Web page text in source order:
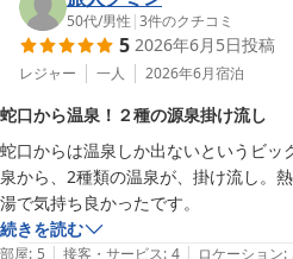
50代/男性 |3件のクチコミ
5 2026年6月5日投稿
レジャー 一人 2026年6月宿泊
蛇口から温泉！２種の源泉掛け流し
蛇口からは温泉しか出ないというビ
泉から、2種類の温泉が、掛け流し。
湯で気持ち良かったです。
続きを読む
部屋: 5 | 接客・サービス: 4 | ロケーション: